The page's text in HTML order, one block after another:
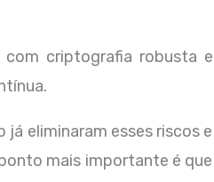
com criptografia robusta e
eliminaram esses riscos e
mais importante é que